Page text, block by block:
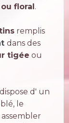
floral.
remplis
dans des
tigée ou
d' un
le